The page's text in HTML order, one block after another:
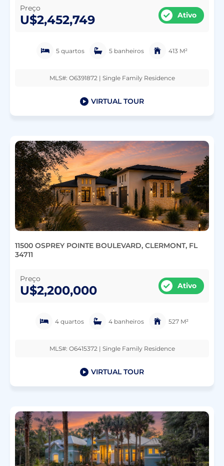
Preço
U$2,452,749 Ativo
5 quartos 5 banheiros 413 M²
MLS#: O6391872 | Single Family Residence
VIRTUAL TOUR
11500 OSPREY POINTE BOULEVARD, CLERMONT, FL
34711
Preço
U$2,200,000 Ativo
4 quartos 4 banheiros 527 M²
MLS#: O6415372 | Single Family Residence
VIRTUAL TOUR